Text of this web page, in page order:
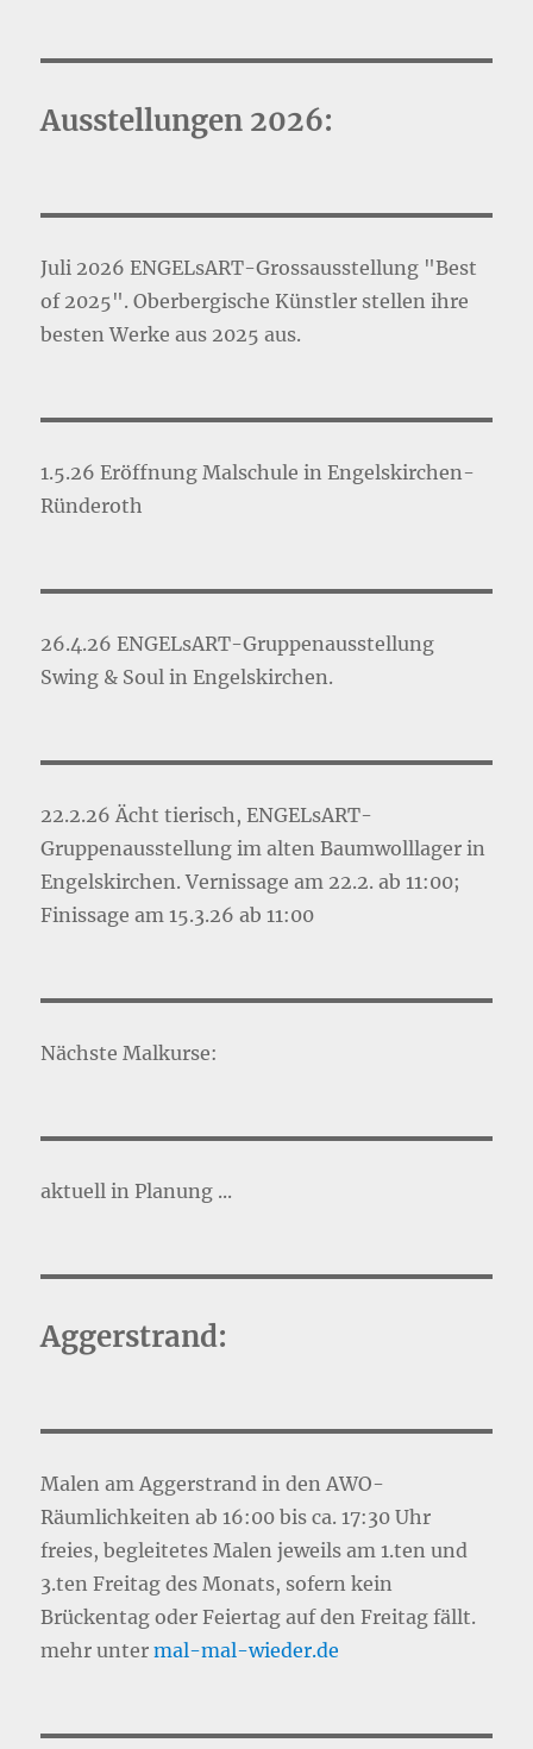
Ausstellungen 2026:
Juli 2026 ENGELsART-Grossausstellung "Best
of 2025". Oberbergische Künstler stellen ihre
besten Werke aus 2025 aus.
1.5.26 Eröffnung Malschule in Engelskirchen-
Ründeroth
26.4.26 ENGELsART-Gruppenausstellung
Swing & Soul in Engelskirchen.
22.2.26 Ächt tierisch, ENGELsART-
Gruppenausstellung im alten Baumwolllager in
Engelskirchen. Vernissage am 22.2. ab 11:00;
Finissage am 15.3.26 ab 11:00
Nächste Malkurse:
aktuell in Planung ...
Aggerstrand:
Malen am Aggerstrand in den AWO-
Räumlichkeiten ab 16:00 bis ca. 17:30 Uhr
freies, begleitetes Malen jeweils am 1.ten und
3.ten Freitag des Monats, sofern kein
Brückentag oder Feiertag auf den Freitag fällt.
mehr untermal-mal-wieder.de